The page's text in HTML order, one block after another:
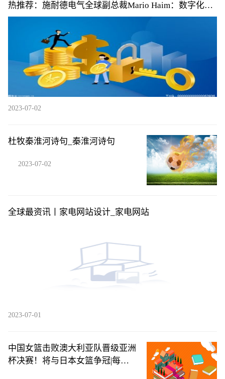
热推荐：施耐德电气全球副总裁Mario Haim：数字化让
无形的能源损耗变得清晰可见
2023-07-02
杜牧秦淮河诗句_秦淮河诗句
2023-07-02
全球最资讯丨家电网站设计_家电网站
2023-07-01
中国女篮击败澳大利亚队晋级亚洲
杯决赛！将与日本女篮争冠|每日